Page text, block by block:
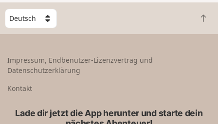
n
W
ä
h
e
n
Z
u
Impressum, Endbenutzer-Lizenzvertrag und
Datenschutzerklärung
Kontakt
Lade dir jetzt die App herunter und starte dein